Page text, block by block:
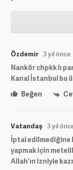
Özdemir 3 yıl önce
Nankör chpkk lı
Kanal İstanbul bu
Beğen
Vatandaş 3 yıl
İptal edilmediğine
yapmak için
Allah’ın izniyle